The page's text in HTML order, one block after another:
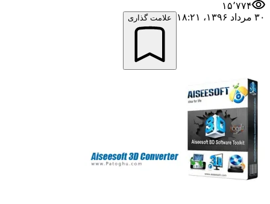
۱۵٬۷۷۴
۳۰ مرداد ۱۳۹۶،‏ ۱۸:۲۱
علامت گذاری